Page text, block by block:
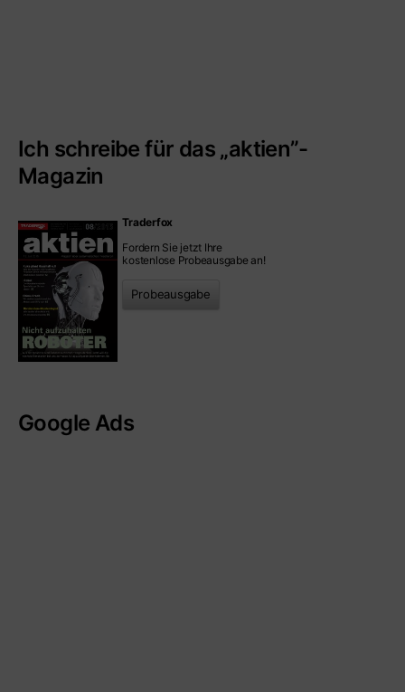
Ich schreibe für das „aktien”-
Magazin
Traderfox
Fordern Sie jetzt Ihre
kostenlose Probeausgabe an!
Probeausgabe
Google Ads